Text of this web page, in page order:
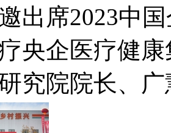
出席2023中
央企医疗健
究院院长、广